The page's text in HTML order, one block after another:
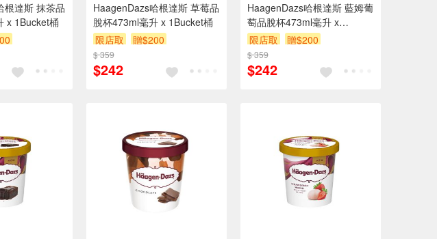
根達斯 抹茶品
x 1Bucket桶
HaagenDazs哈根達斯 草莓品
脫杯473ml毫升 x 1Bucket桶
限店取
贈$200
$ 359
$242
HaagenDazs哈根達斯 藍姆葡
萄品脫杯473ml毫升 x
1Bucket桶
限店取 贈$200
$ 359
$242